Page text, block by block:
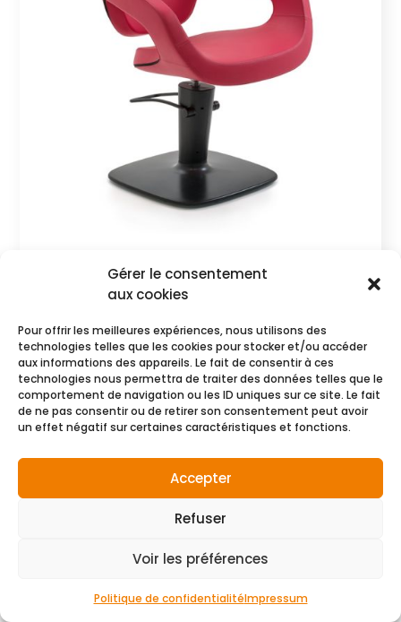
Gérer le consentement
aux cookies
Pour offrir les meilleures expériences, nous utilisons des
technologies telles que les cookies pour stocker et/ou accéder
aux informations des appareils. Le fait de consentir à ces
technologies nous permettra de traiter des données telles que le
comportement de navigation ou les ID uniques sur ce site. Le fait
de ne pas consentir ou de retirer son consentement peut avoir
un effet négatif sur certaines caractéristiques et fonctions.
Accepter
Refuser
Voir les préférences
Politique de confidentialitéImpressum
Commander